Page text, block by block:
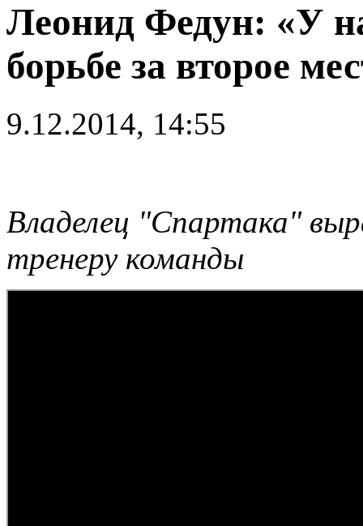
Леонид Федун: «У
борьбе за второе
9.12.2014, 14:55
Владелец "Спартака"
тренеру команды